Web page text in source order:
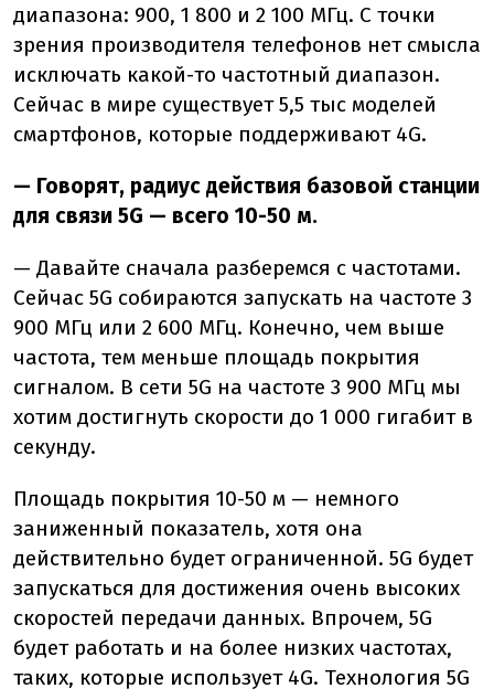
диапазона: 900, 1 800 и 2 100 МГц. С точки
зрения производителя телефонов нет смысла
исключать какой-то частотный диапазон.
Сейчас в мире существует 5,5 тыс моделей
смартфонов, которые поддерживают 4G.
— Говорят, радиус действия базовой станции
для связи 5G — всего 10-50 м.
— Давайте сначала разберемся с частотами.
Сейчас 5G собираются запускать на частоте 3
900 МГц или 2 600 МГц. Конечно, чем выше
частота, тем меньше площадь покрытия
сигналом. В сети 5G на частоте 3 900 МГц мы
хотим достигнуть скорости до 1 000 гигабит в
секунду.
Площадь покрытия 10-50 м — немного
заниженный показатель, хотя она
действительно будет ограниченной. 5G будет
запускаться для достижения очень высоких
скоростей передачи данных. Впрочем, 5G
будет работать и на более низких частотах,
таких, которые использует 4G. Технология 5G